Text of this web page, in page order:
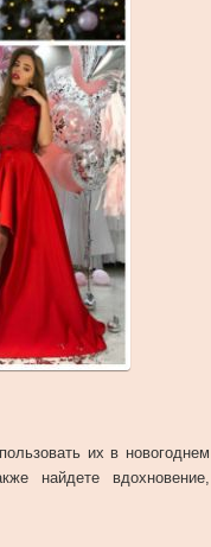
их в новогоднем
найдете вдохновение,